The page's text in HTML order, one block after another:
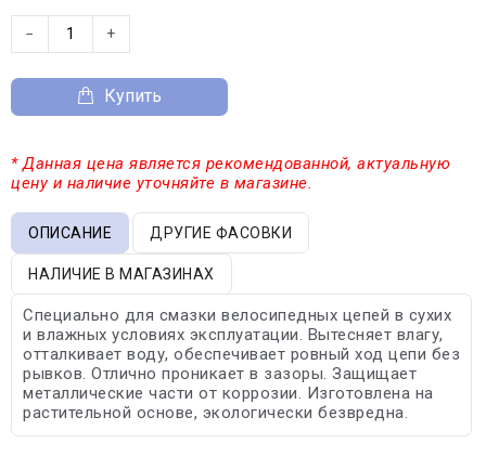
− +
Купить
* Данная цена является рекомендованной, актуальную
цену и наличие уточняйте в магазине.
ОПИСАНИЕ ДРУГИЕ ФАСОВКИ
НАЛИЧИЕ В МАГАЗИНАХ
Специально для смазки велосипедных цепей в сухих
и влажных условиях эксплуатации. Вытесняет влагу,
отталкивает воду, обеспечивает ровный ход цепи без
рывков. Отлично проникает в зазоры. Защищает
металлические части от коррозии. Изготовлена на
растительной основе, экологически безвредна.